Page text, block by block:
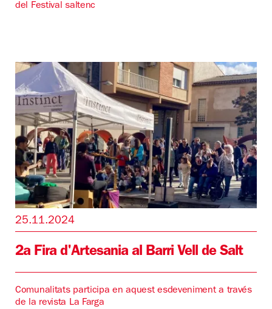
del Festival saltenc
25.11.2024
2a Fira d'Artesania al Barri Vell de Salt
Comunalitats participa en aquest esdeveniment a través
de la revista La Farga